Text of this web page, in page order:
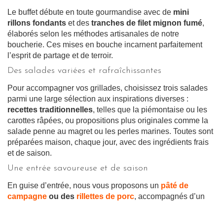
Le buffet débute en toute gourmandise avec de mini
rillons fondants et des tranches de filet mignon fumé,
élaborés selon les méthodes artisanales de notre
boucherie. Ces mises en bouche incarnent parfaitement
l’esprit de partage et de terroir.
Des salades variées et rafraîchissantes
Pour accompagner vos grillades, choisissez trois salades
parmi une large sélection aux inspirations diverses :
recettes traditionnelles, telles que la piémontaise ou les
carottes râpées, ou propositions plus originales comme la
salade penne au magret ou les perles marines. Toutes sont
préparées maison, chaque jour, avec des ingrédients frais
et de saison.
Une entrée savoureuse et de saison
En guise d’entrée, nous vous proposons un pâté de
campagne ou des rillettes de porc, accompagnés d’un